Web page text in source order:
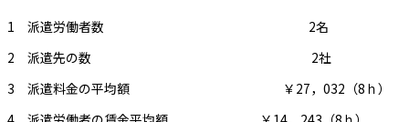
1 派遣労働者数 2名
2 派遣先の数 2社
3 派遣料金の平均額 ￥27，032（8ｈ）